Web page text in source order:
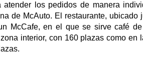
atender los pedidos de manera
de McAuto. El restaurante, ubicado
McCafe, en el que se sirve café
interior, con 160 plazas como en